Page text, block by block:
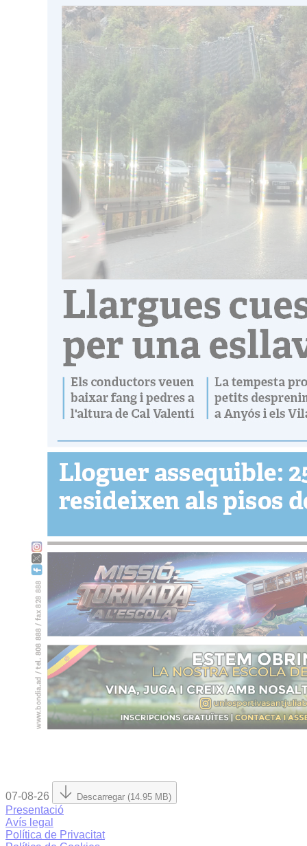
07-08-26 Descarregar (14.95 MB)
Presentació
Avís legal
Política de Privacitat